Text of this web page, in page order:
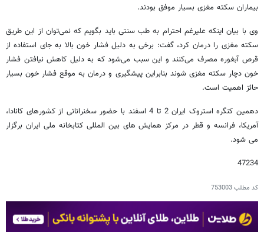
بیماران سکته مغزی بسیار موفق بودند.
وی با بیان اینکه علیرغم احترام به طب سنتی باید بگویم که نمی‌توان از این طریق
سکته مغزی را درمان کرد، گفت: برخی به دلیل فشار خون بالا به جای استفاده از
قرص آبغوره مصرف می‌کنند و این سبب می‌شود که به دلیل کاهش نیافتن فشار
خون دچار سکته مغزی شوند بنابراین پیشگیری و درمان به موقع فشار خون بسیار
حائز اهمیت است.
دهمین کنگره استروک ایران 2 تا 4 اسفند با حضور سخنرانانی از کشورهای کانادا،
آمریکا، فرانسه و قطر در مرکز همایش های بین المللی کتابخانه ملی ایران برگزار
می شود.
47234
کد مطلب753003